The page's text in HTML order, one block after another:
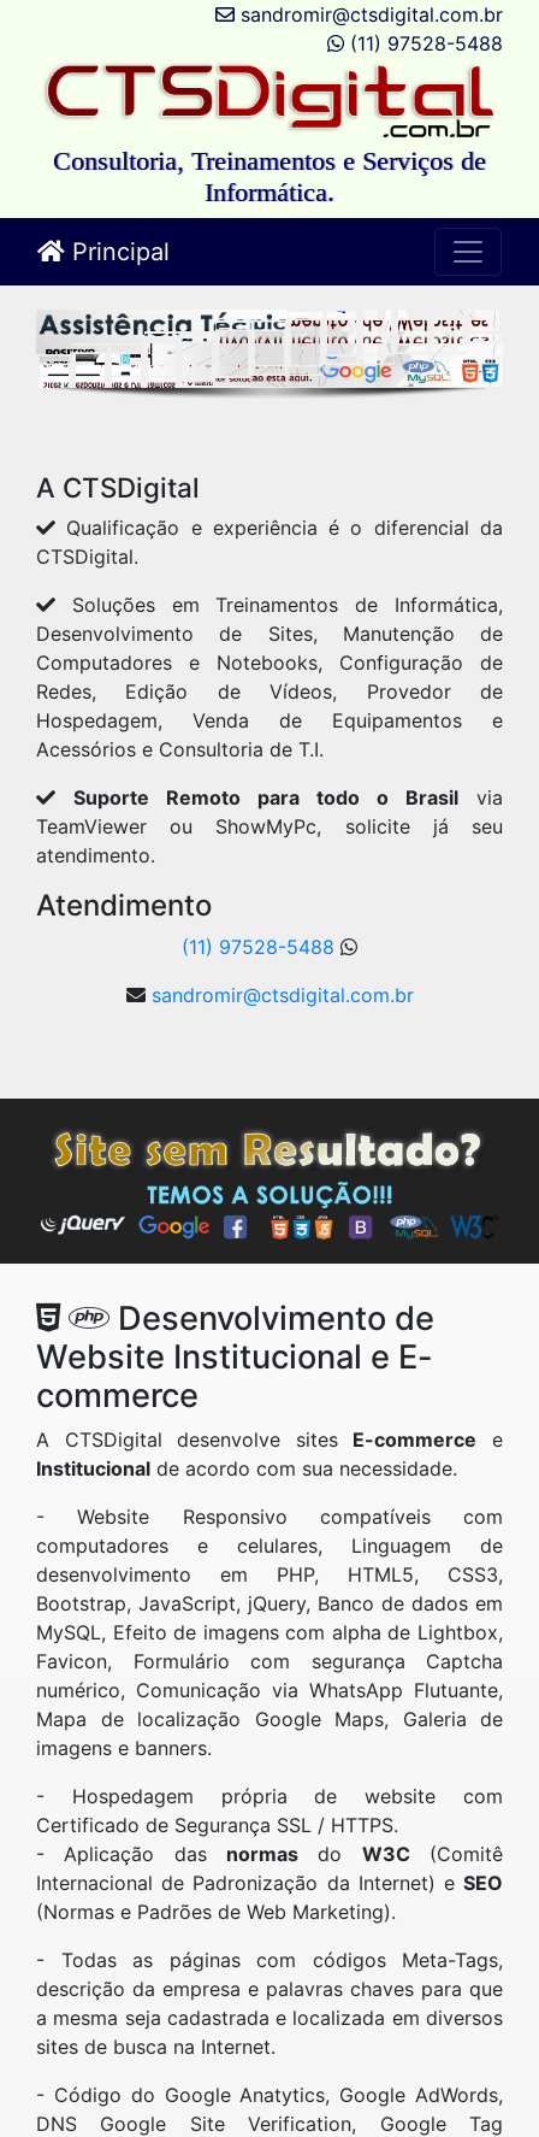
sandromir@ctsdigital.com.br
(11) 97528-5488
Consultoria, Treinamentos e Serviços de
Informática.
Principal
A CTSDigital
Qualificação e experiência é o diferencial da
CTSDigital.
Soluções em Treinamentos de Informática,
Desenvolvimento de Sites, Manutenção de
Computadores e Notebooks, Configuração de
Redes, Edição de Vídeos, Provedor de
Hospedagem, Venda de Equipamentos e
Acessórios e Consultoria de T.I.
Suporte Remoto para todo o Brasil via
TeamViewer ou ShowMyPc, solicite já seu
atendimento.
Atendimento
(11) 97528-5488
sandromir@ctsdigital.com.br
Desenvolvimento de
Website Institucional e E-
commerce
A CTSDigital desenvolve sites E-commerce e
Institucional de acordo com sua necessidade.
- Website Responsivo compatíveis com
computadores e celulares, Linguagem de
desenvolvimento em PHP, HTML5, CSS3,
Bootstrap, JavaScript, jQuery, Banco de dados em
MySQL, Efeito de imagens com alpha de Lightbox,
Favicon, Formulário com segurança Captcha
numérico, Comunicação via WhatsApp Flutuante,
Mapa de localização Google Maps, Galeria de
imagens e banners.
- Hospedagem própria de website com
Certificado de Segurança SSL / HTTPS.
- Aplicação das normas do W3C(Comitê
Internacional de Padronização da Internet) e SEO
(Normas e Padrões de Web Marketing).
- Todas as páginas com códigos Meta-Tags,
descrição da empresa e palavras chaves para que
a mesma seja cadastrada e localizada em diversos
sites de busca na Internet.
- Código do Google Anatytics, Google AdWords,
DNS Google Site Verification, Google Tag